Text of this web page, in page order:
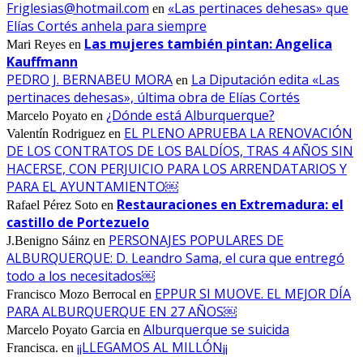
Friglesias@hotmail.com en «Las pertinaces dehesas» que
Elías Cortés anhela para siempre
Mari Reyes en Las mujeres también pintan: Angelica
Kauffmann
PEDRO J. BERNABEU MORA en La Diputación edita «Las
pertinaces dehesas», última obra de Elías Cortés
Marcelo Poyato en ¿Dónde está Alburquerque?
Valentín Rodriguez en EL PLENO APRUEBA LA RENOVACIÓN
DE LOS CONTRATOS DE LOS BALDÍOS, TRAS 4 AÑOS SIN
HACERSE, CON PERJUICIO PARA LOS ARRENDATARIOS Y
PARA EL AYUNTAMIENTO￼
Rafael Pérez Soto en Restauraciones en Extremadura: el
castillo de Portezuelo
J.Benigno Sáinz en PERSONAJES POPULARES DE
ALBURQUERQUE: D. Leandro Sama, el cura que entregó
todo a los necesitados￼
Francisco Mozo Berrocal en EPPUR SI MUOVE. EL MEJOR DÍA
PARA ALBURQUERQUE EN 27 AÑOS￼
Marcelo Poyato Garcia en Alburquerque se suicida
Francisca. en ¡¡LLEGAMOS AL MILLÓN¡¡